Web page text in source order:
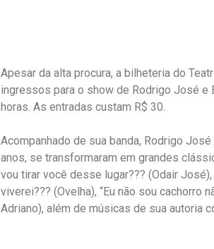
Apesar da alta procura, a bilheteria do
ingressos para o show de Rodrigo José e
horas. As entradas custam R$ 30.
Acompanhado de sua banda, Rodrigo
anos, se transformaram em grandes
vou tirar você desse lugar??? (Odair
viverei??? (Ovelha), “Eu não sou cachorro
Adriano), além de músicas de sua autoria